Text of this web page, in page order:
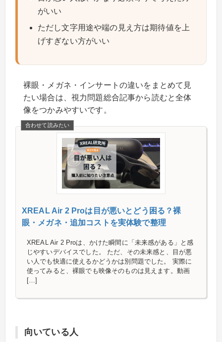
がいい
ただし文字用途や端の見え方は期待値を上
げすぎない方がいい
裸眼・メガネ・インサートの違いをまとめて見
たい場合は、視力問題総合記事から読むと全体
像をつかみやすいです。
XREAL Air 2 Proは目が悪いとどう困る？裸
眼・メガネ・追加コストを実体験で整理
XREAL Air 2 Proは、かけた瞬間に「未来感がある」と感
じやすいデバイスでした。 ただ、その未来感と、目が悪
い人でも快適に使えるかどうかは別問題でした。 実際に
使ってみると、裸眼でも映像そのものは見えます。動画
[…]
向いている人